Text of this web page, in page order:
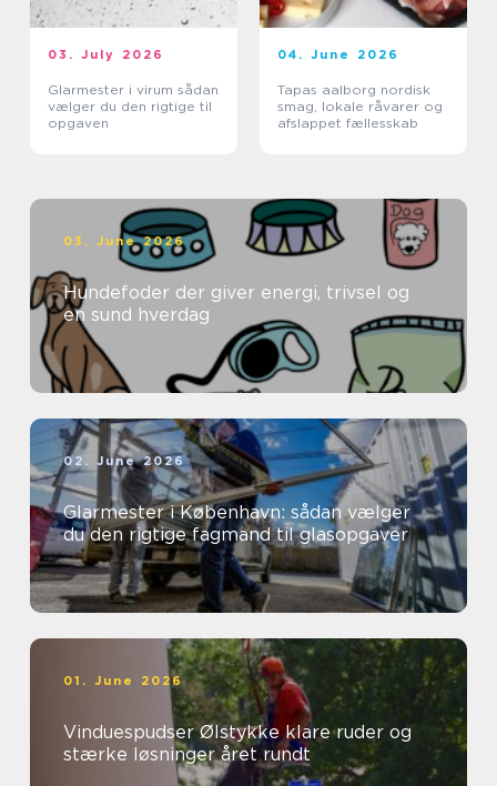
03. July 2026
Glarmester i virum sådan
vælger du den rigtige til
opgaven
04. June 2026
Tapas aalborg nordisk
smag, lokale råvarer og
afslappet fællesskab
03. June 2026
Hundefoder der giver energi, trivsel og
en sund hverdag
02. June 2026
Glarmester i København: sådan vælger
du den rigtige fagmand til glasopgaver
01. June 2026
Vinduespudser Ølstykke klare ruder og
stærke løsninger året rundt